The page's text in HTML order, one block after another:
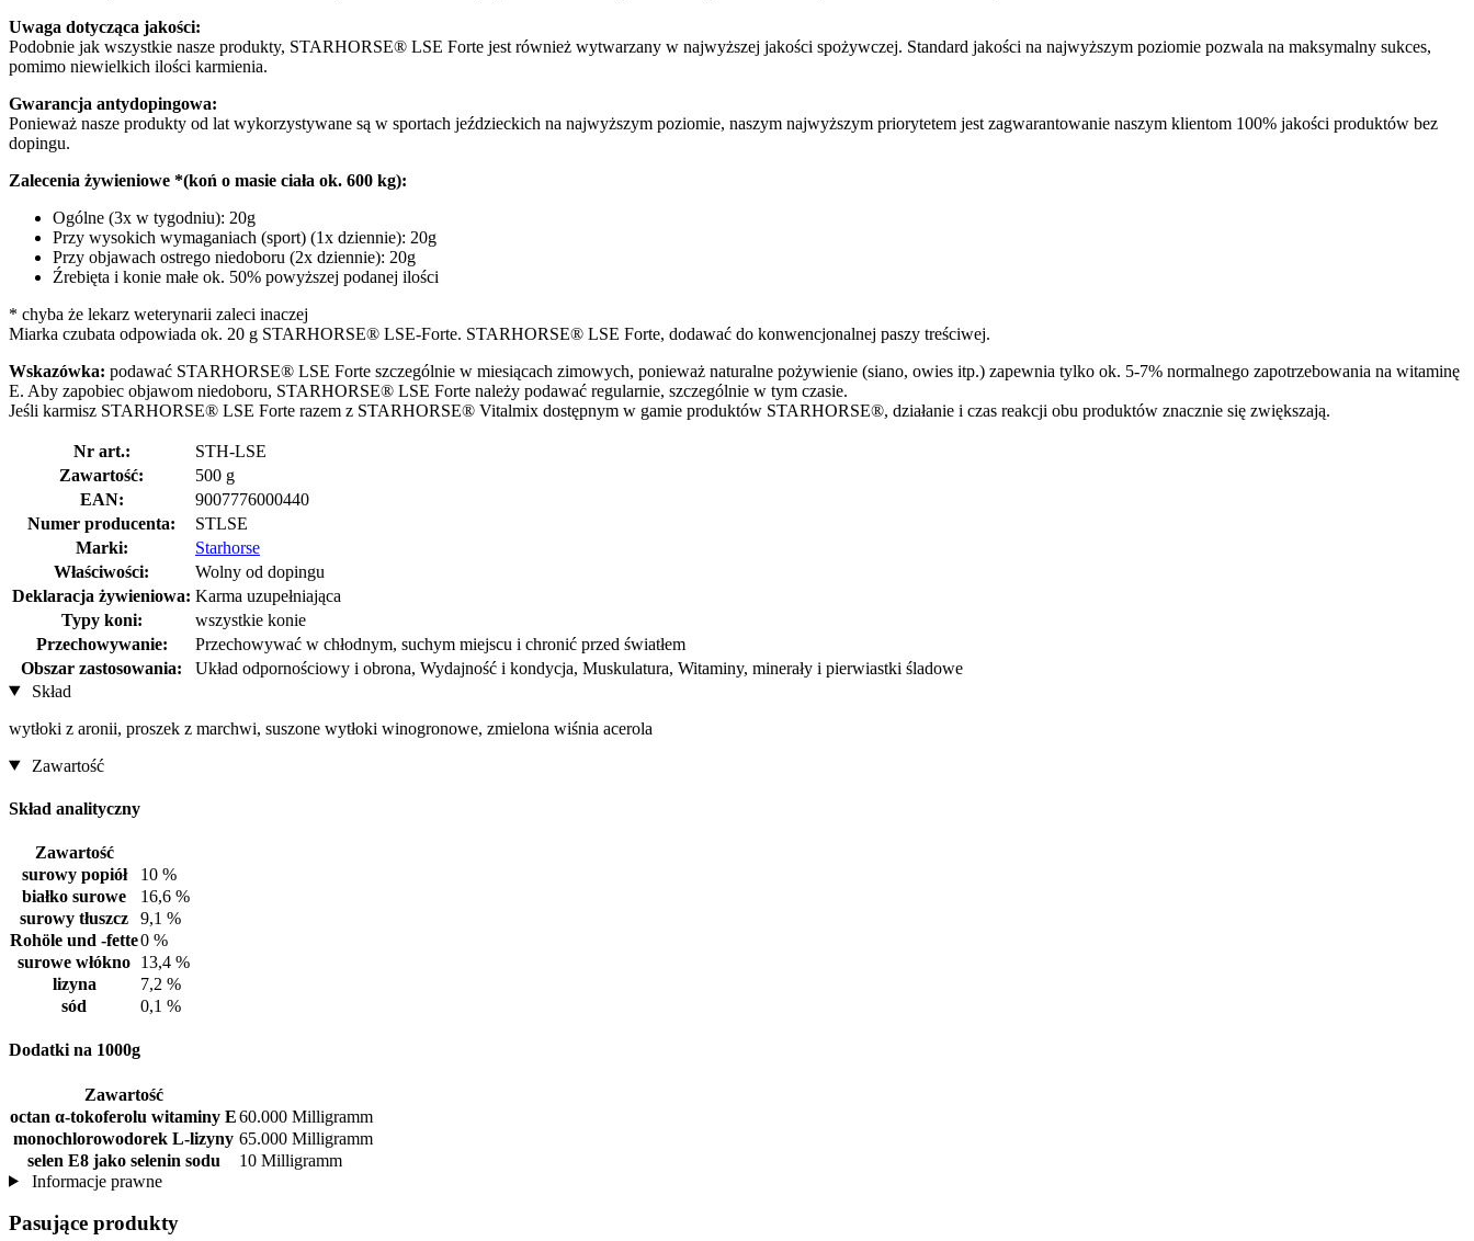
Uwaga dotycząca jakości:
Podobnie jak wszystkie nasze produkty, STARHORSE® LSE Forte jest również wytwarzany w najwyższej jakości spożywczej. Standard jakości na najwyższym poziomie pozwala na maksymalny sukces,
pomimo niewielkich ilości karmienia.
Gwarancja antydopingowa:
Ponieważ nasze produkty od lat wykorzystywane są w sportach jeździeckich na najwyższym poziomie, naszym najwyższym priorytetem jest zagwarantowanie naszym klientom 100% jakości produktów bez
dopingu.
Zalecenia żywieniowe *(koń o masie ciała ok. 600 kg):
Ogólne (3x w tygodniu): 20g
Przy wysokich wymaganiach (sport) (1x dziennie): 20g
Przy objawach ostrego niedoboru (2x dziennie): 20g
Źrebięta i konie małe ok. 50% powyższej podanej ilości
* chyba że lekarz weterynarii zaleci inaczej
Miarka czubata odpowiada ok. 20 g STARHORSE® LSE-Forte. STARHORSE® LSE Forte, dodawać do konwencjonalnej paszy treściwej.
Wskazówka: podawać STARHORSE® LSE Forte szczególnie w miesiącach zimowych, ponieważ naturalne pożywienie (siano, owies itp.) zapewnia tylko ok. 5-7% normalnego zapotrzebowania na witaminę
E. Aby zapobiec objawom niedoboru, STARHORSE® LSE Forte należy podawać regularnie, szczególnie w tym czasie.
Jeśli karmisz STARHORSE® LSE Forte razem z STARHORSE® Vitalmix dostępnym w gamie produktów STARHORSE®, działanie i czas reakcji obu produktów znacznie się zwiększają.
Nr art.:
STH-LSE
Zawartość:
500 g
EAN:
9007776000440
Numer producenta:
STLSE
Marki:
Starhorse
Właściwości:
Wolny od dopingu
Deklaracja żywieniowa: Karma uzupełniająca
Typy koni:
wszystkie konie
Przechowywanie:
Przechowywać w chłodnym, suchym miejscu i chronić przed światłem
Obszar zastosowania:
Układ odpornościowy i obrona, Wydajność i kondycja, Muskulatura, Witaminy, minerały i pierwiastki śladowe
Skład
wytłoki z aronii, proszek z marchwi, suszone wytłoki winogronowe, zmielona wiśnia acerola
Zawartość
Skład analityczny
Zawartość
surowy popiół
10 %
białko surowe
16,6 %
surowy tłuszcz
9,1 %
Rohöle und -fette0 %
surowe włókno 13,4 %
lizyna
7,2 %
sód
0,1 %
Dodatki na 1000g
Zawartość
octan α-tokoferolu witaminy E60.000 Milligramm
monochlorowodorek L-lizyny 65.000 Milligramm
selen E8 jako selenin sodu
10 Milligramm
Informacje prawne
Pasujące produkty